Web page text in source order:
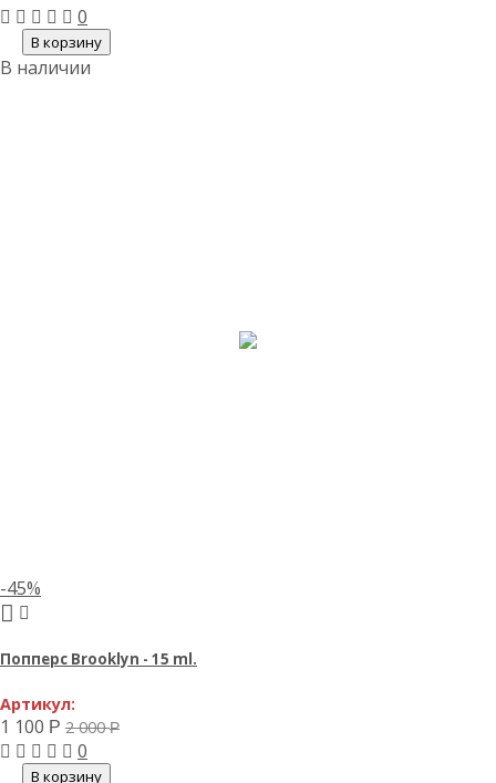
0
В корзину
В наличии
-45%
Попперс Brooklyn - 15 ml.
Артикул:
1 100 Р 2 000Р
0
В корзину